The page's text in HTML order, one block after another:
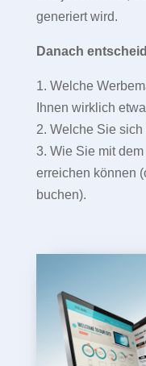
generiert wird.
Danach
1. Welche
Ihnen wirklich
2. Welche Sie
3. Wie Sie mit
erreichen können
buchen).